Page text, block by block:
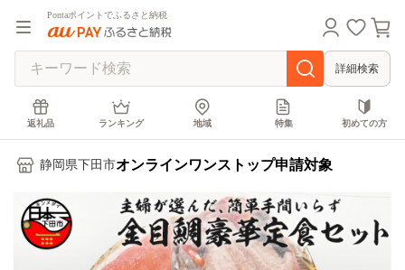
Pontaポイントでふるさと納税
詳細検索
返礼品 ランキング 地域 特集 初めての方
静岡県下田市オンラインワンストップ申請対象